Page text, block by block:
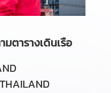
มตารางเดินเรือ